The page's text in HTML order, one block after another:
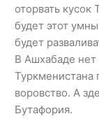
оторвать
будет этот
будет
В Ашхабаде нет
Туркменистана
воровство. А
Бутафория.